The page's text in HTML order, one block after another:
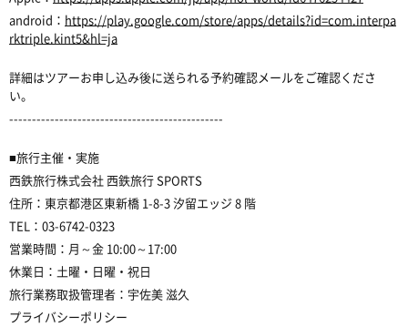
android： https://play.google.com/store/apps/details?id=com.interpa
rktriple.kint5&hl=ja
詳細はツアーお申し込み後に送られる予約確認メールをご確認くださ
い。
-----------------------------------------------
■旅行主催・実施
西鉄旅行株式会社 西鉄旅行 SPORTS
住所：東京都港区東新橋 1-8-3 汐留エッジ 8 階
TEL：03-6742-0323
営業時間：月～金 10:00～17:00
休業日：土曜・日曜・祝日
旅行業務取扱管理者：宇佐美 滋久
プライバシーポリシー